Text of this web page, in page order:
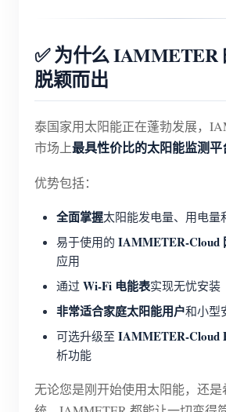
✅ 为什么 IAMMETER
脱颖而出
泰国家用太阳能正在蓬勃发展，
市场上最具性价比的太阳能监测平
优势包括：
全面掌握太阳能发电量、用电量
易于使用的 IAMMETER-Cloud
应用
通过 Wi-Fi 电能表实现无忧安装
非常适合家庭太阳能用户和小型
可选升级至 IAMMETER-Cloud
析功能
无论您是刚开始使用太阳能，还